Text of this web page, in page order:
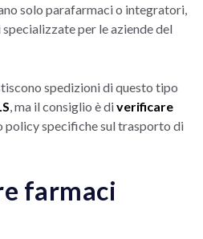
solo parafarmaci o integratori,
per le aziende del
spedizioni di questo tipo
, ma il consiglio è diverificare
policy specifiche sul trasporto di
farmaci